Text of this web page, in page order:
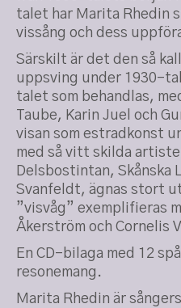
talet har Marita Rhedin
vissång och dess
Särskilt är det den så
uppsving under 1930-
talet som behandlas,
Taube, Karin Juel och
visan som estradkonst
med så vitt skilda
Delsbostintan, Skånska
Svanfeldt, ägnas stort
”visvåg” exemplifieras
Åkerström och Cornelis
En CD-bilaga med 12
resonemang.
Marita Rhedin är